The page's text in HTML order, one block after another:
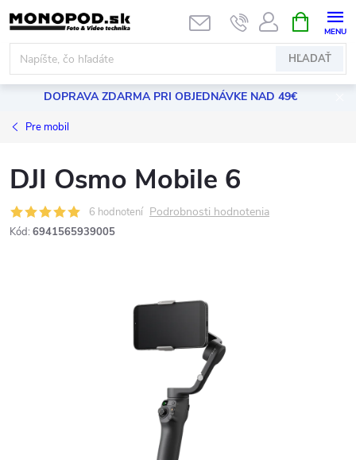
Prejsť
na
obsah
HĽADAŤ
KOŠÍK
DOPRAVA ZDARMA PRI OBJEDNÁVKE NAD 49€
Pre mobil
DJI Osmo Mobile 6
6 hodnotení Podrobnosti hodnotenia
Kód: 6941565939005